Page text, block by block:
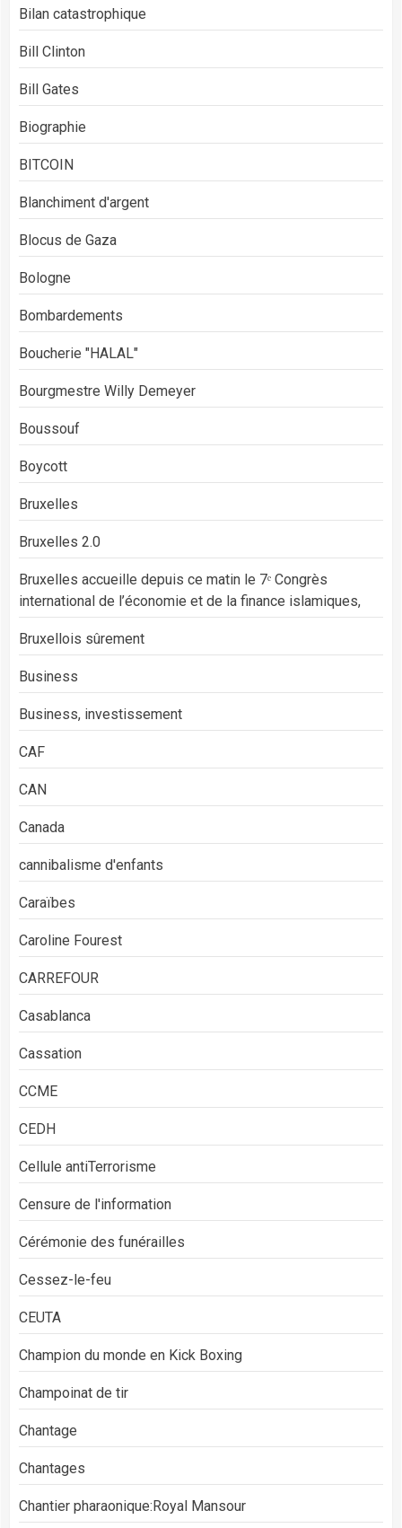
Bilan catastrophique
Bill Clinton
Bill Gates
Biographie
BITCOIN
Blanchiment d'argent
Blocus de Gaza
Bologne
Bombardements
Boucherie "HALAL"
Bourgmestre Willy Demeyer
Boussouf
Boycott
Bruxelles
Bruxelles 2.0
Bruxelles accueille depuis ce matin le 7ᵉ Congrès
international de l’économie et de la finance islamiques,
Bruxellois sûrement
Business
Business, investissement
CAF
CAN
Canada
cannibalisme d'enfants
Caraïbes
Caroline Fourest
CARREFOUR
Casablanca
Cassation
CCME
CEDH
Cellule antiTerrorisme
Censure de l'information
Cérémonie des funérailles
Cessez-le-feu
CEUTA
Champion du monde en Kick Boxing
Champoinat de tir
Chantage
Chantages
Chantier pharaonique:Royal Mansour